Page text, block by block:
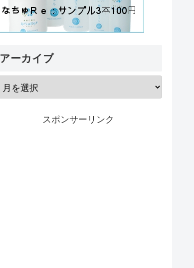
アーカイブ
スポンサーリンク